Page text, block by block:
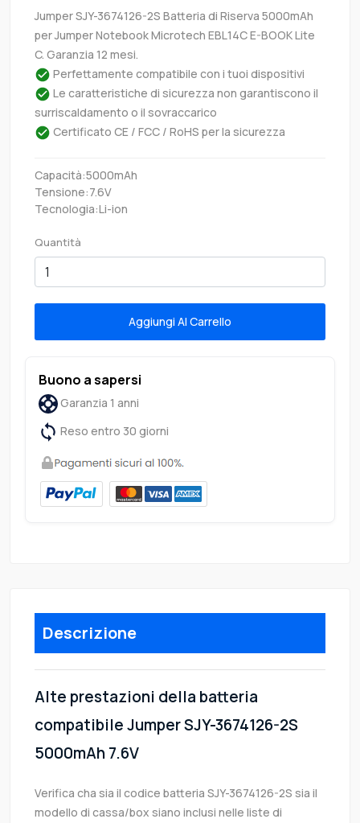
Jumper SJY-3674126-2S Batteria di Riserva 5000mAh
per Jumper Notebook Microtech EBL14C E-BOOK Lite
C. Garanzia 12 mesi.
Perfettamente compatibile con i tuoi dispositivi
Le caratteristiche di sicurezza non garantiscono il
surriscaldamento o il sovraccarico
Certificato CE / FCC / RoHS per la sicurezza
Capacità:5000mAh
Tensione:7.6V
Tecnologia:Li-ion
Quantità
Aggiungi Al Carrello
Buono a sapersi
Garanzia 1 anni
Reso entro 30 giorni
Descrizione
Alte prestazioni della batteria
compatibile Jumper SJY-3674126-2S
5000mAh 7.6V
Verifica cha sia il codice batteria SJY-3674126-2S sia il
modello di cassa/box siano inclusi nelle liste di